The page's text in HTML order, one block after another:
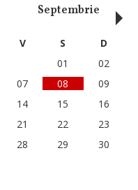
Septembrie
V S
D
01
02
07 08
09
14 15
16
21 22
23
28 29
30